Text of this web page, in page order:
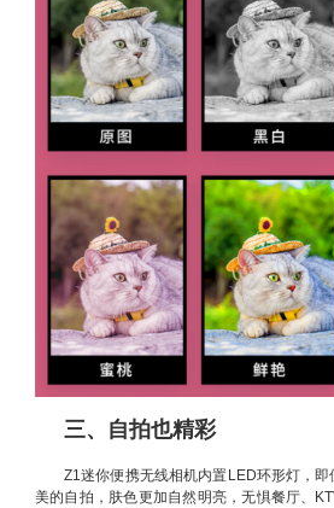
三、自拍也精彩
Z1迷你便携无线相机内置LED环形灯，
美的自拍，肤色更加自然明亮，无惧餐厅、